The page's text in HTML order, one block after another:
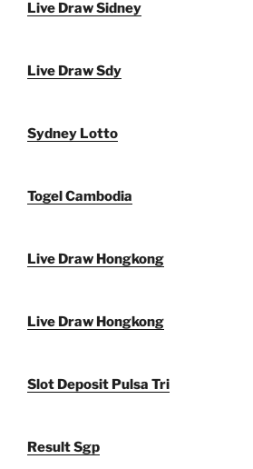
Live Draw Sidney
Live Draw Sdy
Sydney Lotto
Togel Cambodia
Live Draw Hongkong
Live Draw Hongkong
Slot Deposit Pulsa Tri
Result Sgp